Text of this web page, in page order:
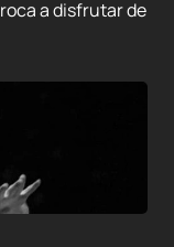
a disfrutar de